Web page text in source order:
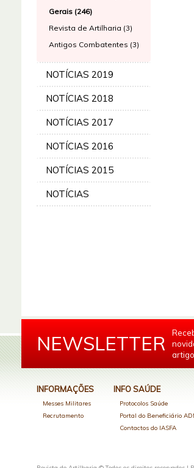
Gerais (246)
Revista de Artilharia (3)
Antigos Combatentes (3)
NOTÍCIAS 2019
NOTÍCIAS 2018
NOTÍCIAS 2017
NOTÍCIAS 2016
NOTÍCIAS 2015
NOTÍCIAS
NEWSLETTER
INFORMAÇÕES
Messes Militares
Recrutamento
INFO SAÚDE
Protocolos Saúde
Portal do Beneficiário
Contactos do IASFA